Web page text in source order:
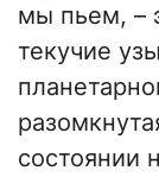
мы пьем, –
текучие
состоянии